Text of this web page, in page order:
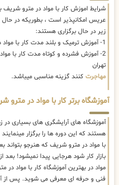
شرایط اموزش کار با مواد در مترو
عریس امکانپذیر است ، بطوریکه در
زیر در حال برگزاری هستند:
1- آموزش ترمیک و بلند مدت کار با مواد در مترو شریف
2- آموزش فشرده و کوتاه مدت کار با
تهران
مهاجرت کنند گزینه مناسبی میباشد.
آموزشگاه برتر کار با مواد در مترو
آموزشگاه های آرایشگری های بسیاری در
هستند که این دوره ها را برگزار
با مواد در مترو شریف که هنرجو
بازار کار شود هرجایی پیدا نمیشود! بعد
مواد در بهترین آموزشگاه کار با مواد
فنی و حرفه ای معرفی می شوید. پس از